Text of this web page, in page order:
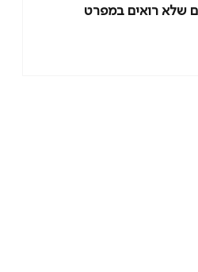
שלא רואים במפרט